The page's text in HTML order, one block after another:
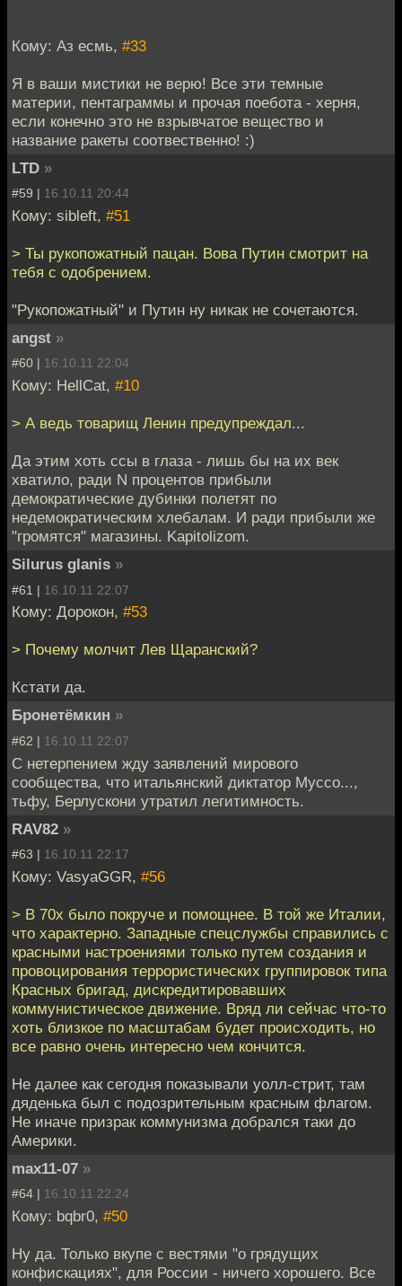
Кому: Аз есмь, #33
Я в ваши мистики не верю! Все эти темные
материи, пентаграммы и прочая поебота - херня,
если конечно это не взрывчатое вещество и
название ракеты соотвественно! :)
LTD »
#59 | 16.10.11 20:44
Кому: sibleft, #51
> Ты рукопожатный пацан. Вова Путин смотрит на
тебя с одобрением.
"Рукопожатный" и Путин ну никак не сочетаются.
angst »
#60 | 16.10.11 22:04
Кому: HellCat, #10
> А ведь товарищ Ленин предупреждал...
Да этим хоть ссы в глаза - лишь бы на их век
хватило, ради N процентов прибыли
демократические дубинки полетят по
недемократическим хлебалам. И ради прибыли же
"громятся" магазины. Kapitolizom.
Silurus glanis »
#61 | 16.10.11 22:07
Кому: Дорокон, #53
> Почему молчит Лев Щаранский?
Кстати да.
Бронетёмкин »
#62 | 16.10.11 22:07
С нетерпением жду заявлений мирового
сообщества, что итальянский диктатор Муссо...,
тьфу, Берлускони утратил легитимность.
RAV82 »
#63 | 16.10.11 22:17
Кому: VasyaGGR, #56
> В 70х было покруче и помощнее. В той же Италии,
что характерно. Западные спецслужбы справились с
красными настроениями только путем создания и
провоцирования террористических группировок типа
Красных бригад, дискредитировавших
коммунистическое движение. Вряд ли сейчас что-то
хоть близкое по масштабам будет происходить, но
все равно очень интересно чем кончится.
Не далее как сегодня показывали уолл-стрит, там
дяденька был с подозрительным красным флагом.
Не иначе призрак коммунизма добрался таки до
Америки.
max11-07 »
#64 | 16.10.11 22:24
Кому: bqbr0, #50
Ну да. Только вкупе с вестями "о грядущих
конфискациях", для России - ничего хорошего. Все